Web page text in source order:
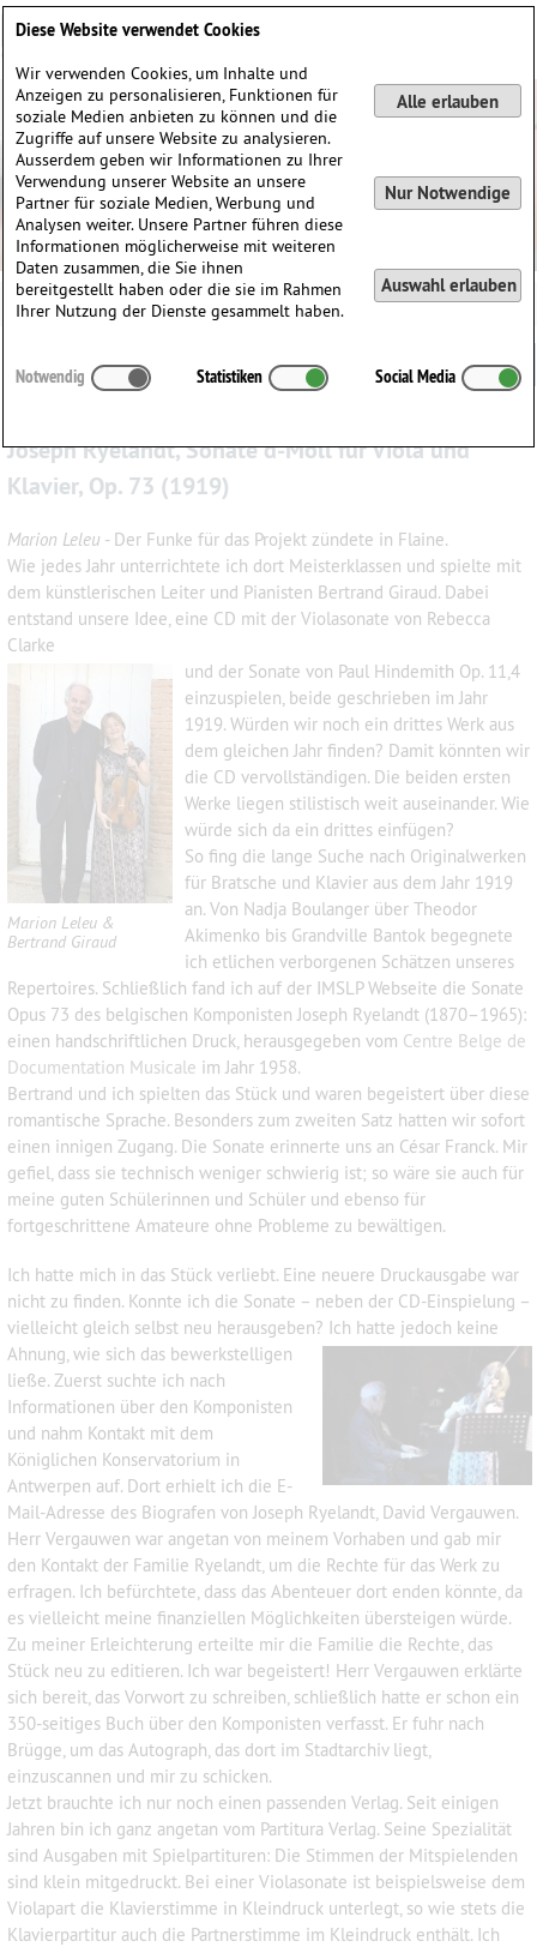
Miguel Aguilar-Ahumada
Der Weg von der Idee zur fertigen Neuausgabe
Joseph Ryelandt, Sonate d-Moll für Viola und
Klavier, Op. 73 (1919)
Marion Leleu - Der Funke für das Projekt zündete in Flaine.
Wie jedes Jahr unterrichtete ich dort Meisterklassen und spielte mit
dem künstlerischen Leiter und Pianisten Bertrand Giraud. Dabei
entstand unsere Idee, eine CD mit der Violasonate von Rebecca
Clarke
Marion Leleu &
Bertrand Giraud
und der Sonate von Paul Hindemith Op. 11,4
einzuspielen, beide geschrieben im Jahr
1919. Würden wir noch ein drittes Werk aus
dem gleichen Jahr finden? Damit könnten wir
die CD vervollständigen. Die beiden ersten
Werke liegen stilistisch weit auseinander. Wie
würde sich da ein drittes einfügen?
So fing die lange Suche nach Originalwerken
für Bratsche und Klavier aus dem Jahr 1919
an. Von Nadja Boulanger über Theodor
Akimenko bis Grandville Bantok begegnete
ich etlichen verborgenen Schätzen unseres
Repertoires. Schließlich fand ich auf der IMSLP Webseite die Sonate
Opus 73 des belgischen Komponisten Joseph Ryelandt (1870–1965):
einen handschriftlichen Druck, herausgegeben vom Centre Belge de
Documentation Musicale im Jahr 1958.
Bertrand und ich spielten das Stück und waren begeistert über diese
romantische Sprache. Besonders zum zweiten Satz hatten wir sofort
einen innigen Zugang. Die Sonate erinnerte uns an César Franck. Mir
gefiel, dass sie technisch weniger schwierig ist; so wäre sie auch für
meine guten Schülerinnen und Schüler und ebenso für
fortgeschrittene Amateure ohne Probleme zu bewältigen.
Ich hatte mich in das Stück verliebt. Eine neuere Druckausgabe war
nicht zu finden. Konnte ich die Sonate – neben der CD-Einspielung –
vielleicht gleich selbst neu herausgeben? Ich hatte jedoch keine
Ahnung,wie sich das bewerkstelligen
ließe. Zuerst suchte ich nach
Informationen über den Komponisten
und nahm Kontakt mit dem
Königlichen Konservatorium in
Antwerpen auf. Dort erhielt ich die E-
Mail-Adresse des Biografen von Joseph Ryelandt, David Vergauwen.
Herr Vergauwen war angetan von meinem Vorhaben und gab mir
den Kontakt der Familie Ryelandt, um die Rechte für das Werk zu
erfragen. Ich befürchtete, dass das Abenteuer dort enden könnte, da
es vielleicht meine finanziellen Möglichkeiten übersteigen würde.
Zu meiner Erleichterung erteilte mir die Familie die Rechte, das
Stück neu zu editieren. Ich war begeistert! Herr Vergauwen erklärte
sich bereit, das Vorwort zu schreiben, schließlich hatte er schon ein
350-seitiges Buch über den Komponisten verfasst. Er fuhr nach
Brügge, um das Autograph, das dort im Stadtarchiv liegt,
einzuscannen und mir zu schicken.
Jetzt brauchte ich nur noch einen passenden Verlag. Seit einigen
Jahren bin ich ganz angetan vom Partitura Verlag. Seine Spezialität
sind Ausgaben mit Spielpartituren: Die Stimmen der Mitspielenden
sind klein mitgedruckt. Bei einer Violasonate ist beispielsweise dem
Violapart die Klavierstimme in Kleindruck unterlegt, so wie stets die
Klavierpartitur auch die Partnerstimme im Kleindruck enthält. Ich
Diese Website verwendet Cookies
Wir verwenden Cookies, um Inhalte und
Anzeigen zu personalisieren, Funktionen für
soziale Medien anbieten zu können und die
Zugriffe auf unsere Website zu analysieren.
Ausserdem geben wir Informationen zu Ihrer
Verwendung unserer Website an unsere
Partner für soziale Medien, Werbung und
Analysen weiter. Unsere Partner führen diese
Informationen möglicherweise mit weiteren
Daten zusammen, die Sie ihnen
bereitgestellt haben oder die sie im Rahmen
Ihrer Nutzung der Dienste gesammelt haben.
Alle erlauben
Nur Notwendige
Auswahl erlauben
Notwendig Statistiken Social Media